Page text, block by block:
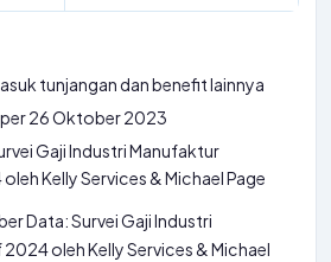
tunjangan dan benefit lainnya
26 Oktober 2023
Gaji Industri Manufaktur
Kelly Services & Michael Page
Data: Survei Gaji Industri
oleh Kelly Services & Michael